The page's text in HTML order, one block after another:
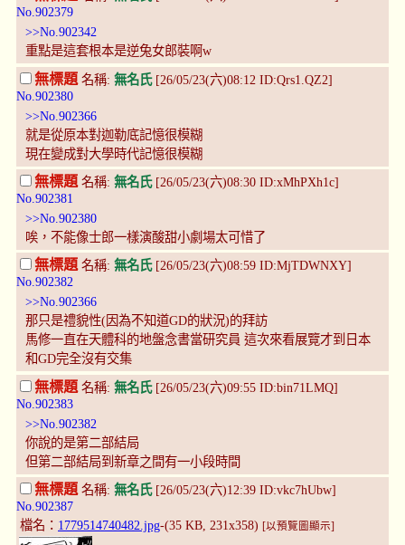
No.902379
>>No.902342
重點是這套根本是逆兔女郎裝啊w
無標題 名稱: 無名氏[26/05/23(六)08:12 ID:Qrs1.QZ2]
No.902380
>>No.902366
就是從原本對迦勒底記憶很模糊
現在變成對大學時代記憶很模糊
無標題 名稱: 無名氏[26/05/23(六)08:30 ID:xMhPXh1c]
No.902381
>>No.902380
唉，不能像士郎一樣演酸甜小劇場太可惜了
無標題名稱: 無名氏[26/05/23(六)08:59 ID:MjTDWNXY]
No.902382
>>No.902366
那只是禮貌性(因為不知道GD的狀況)的拜訪
馬修一直在天體科的地盤念書當研究員 這次來看展覽才到日本
和GD完全沒有交集
無標題 名稱: 無名氏[26/05/23(六)09:55 ID:bin71LMQ]
No.902383
>>No.902382
你說的是第二部結局
但第二部結局到新章之間有一小段時間
無標題 名稱: 無名氏[26/05/23(六)12:39 ID:vkc7hUbw]
No.902387
檔名： 1779514740482.jpg-(35 KB, 231x358) [以預覽圖顯示]